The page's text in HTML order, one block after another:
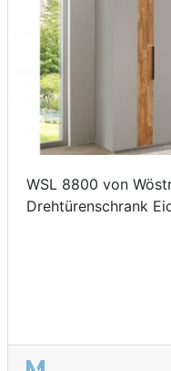
WSL 8800 von
Drehtürenschrank